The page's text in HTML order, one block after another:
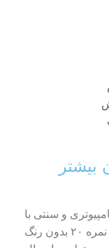
بیشتر
و سنتی با
رنگرزی تضمینی شفاف و کریستالی نمره ۲۰ بدون رنگ